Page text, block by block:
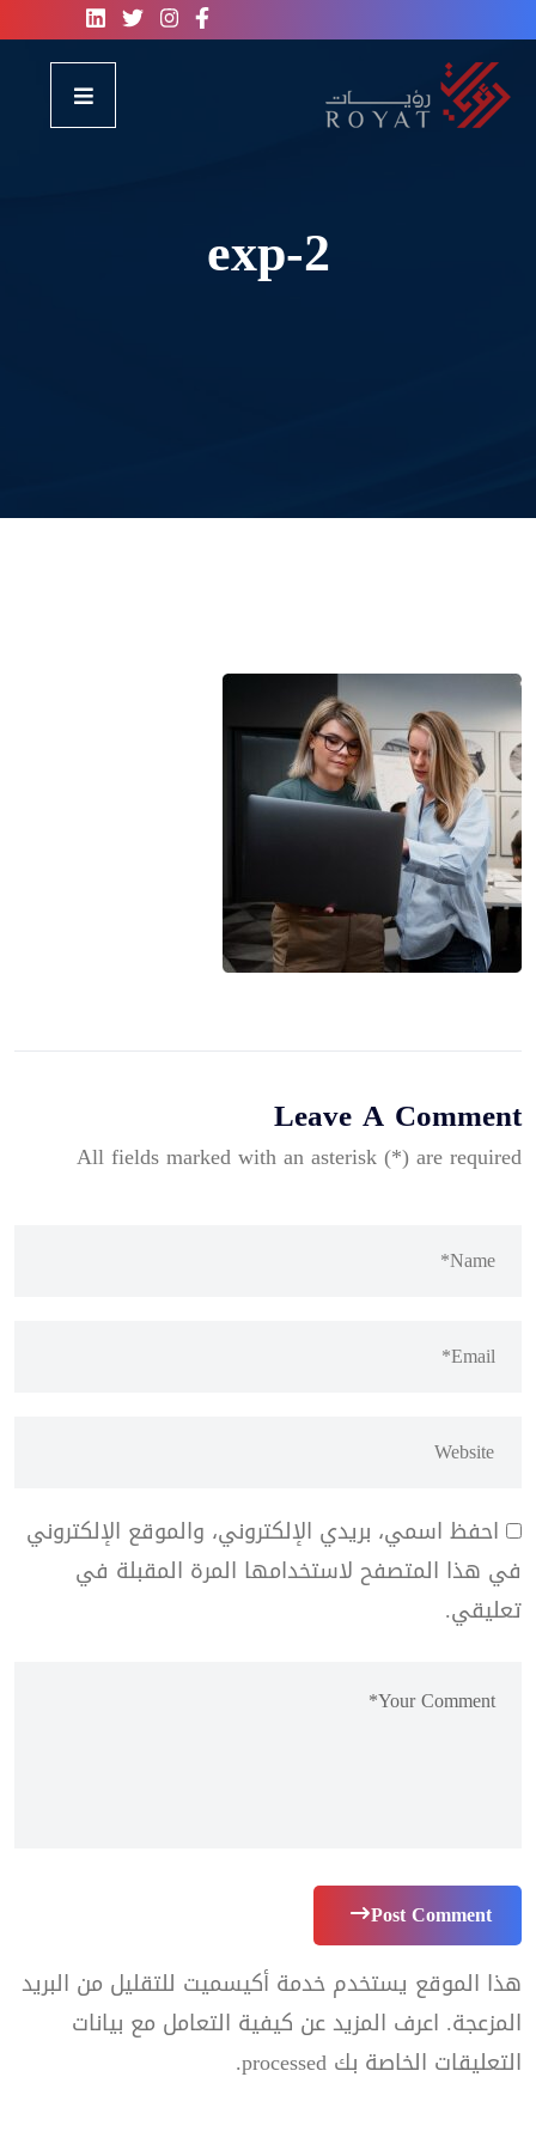
exp-2
Leave A Comment
All fields marked with an asterisk (*) are required
احفظ اسمي، بريدي الإلكتروني، والموقع الإلكتروني
في هذا المتصفح لاستخدامها المرة المقبلة في
تعليقي.
Post Comment
هذا الموقع يستخدم خدمة أكيسميت للتقليل من البريد
المزعجة. اعرف المزيد عن كيفية التعامل مع بيانات
التعليقات الخاصة بك processed
.